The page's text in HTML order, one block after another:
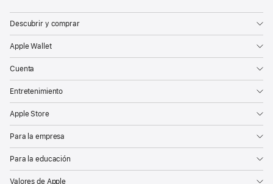
Descubrir y comprar
Apple Wallet
Cuenta
Entretenimiento
Apple Store
Para la empresa
Para la educación
Valores de Apple